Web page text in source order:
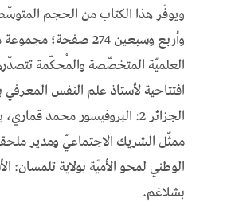
ويوفّر هذا الكتاب من الحجم
وأربع وسبعين 274 صفحة؛
العلميّة المتخصّصة والمُحكّمة
افتتاحية لأستاذ علم النفس
الجزائر 2: البروفيسور محمد
ممثّل الشريك الاجتماعيّ ومدير
الوطني لمحو الأميّة بولاية تلمسان:
بشلاغم.